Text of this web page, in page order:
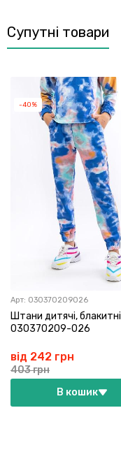
Супутні товари
-40%
Арт: 030370209026
Штани дитячі, блакитні
030370209-026
від 242 грн
403 грн
В кошик